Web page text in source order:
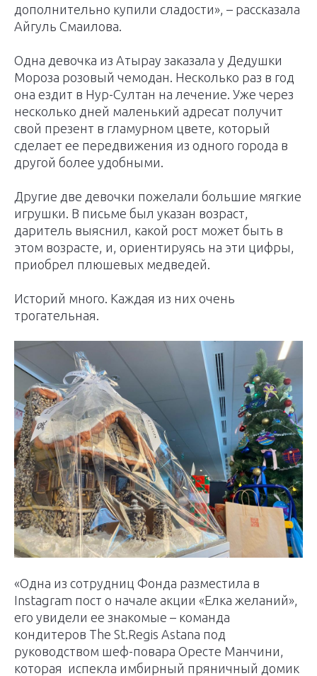
дополнительно купили сладости», – рассказала
Айгуль Смаилова.
Одна девочка из Атырау заказала у Дедушки
Мороза розовый чемодан. Несколько раз в год
она ездит в Нур-Султан на лечение. Уже через
несколько дней маленький адресат получит
свой презент в гламурном цвете, который
сделает ее передвижения из одного города в
другой более удобными.
Другие две девочки пожелали большие мягкие
игрушки. В письме был указан возраст,
даритель выяснил, какой рост может быть в
этом возрасте, и, ориентируясь на эти цифры,
приобрел плюшевых медведей.
Историй много. Каждая из них очень
трогательная.
«Одна из сотрудниц Фонда разместила в
Instagram пост о начале акции «Елка желаний»,
его увидели ее знакомые – команда
кондитеров The St.Regis Astana под
руководством шеф-повара Оресте Манчини,
которая испекла имбирный пряничный домик